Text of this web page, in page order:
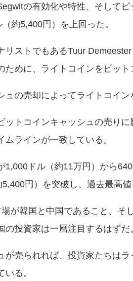
の有効化や特性、そして
約5,400円）を上回った。
リストでもあるTuur
ために、ライトコインをビット
の売却によってライトコイ
ットコインキャッシュの売り
ラインが一致している。
1,000ドル（約11万円）から
円）を突破し、過去最高値
が韓国と中国であること、
投資家は一層注目するはずだ
が売られれば、投資家たちは
る。